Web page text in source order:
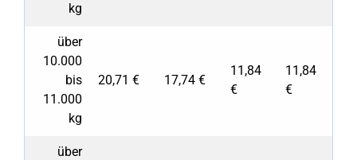
kg
über
10.000
bis
11.000
kg
20,71 € 17,74 €
11,84
€
11,84
€
über